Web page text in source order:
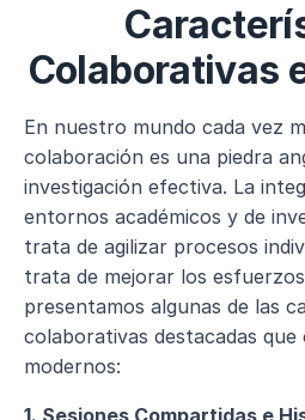
Colaborativas
En nuestro mundo cada vez
colaboración es una piedra
investigación efectiva. La
entornos académicos y de
trata de agilizar procesos
trata de mejorar los
presentamos algunas de las
colaborativas destacadas
modernos: